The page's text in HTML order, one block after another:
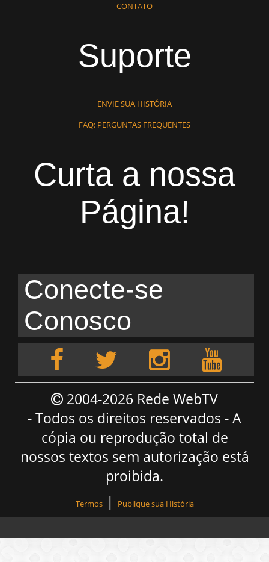
CONTATO
Suporte
ENVIE SUA HISTÓRIA
FAQ: PERGUNTAS FREQUENTES
Curta a nossa
Página!
Conecte-se
Conosco
2004-2026 Rede WebTV
- Todos os direitos reservados - A
cópia ou reprodução total de
nossos textos sem autorização está
proibida.
Termos| Publique sua História